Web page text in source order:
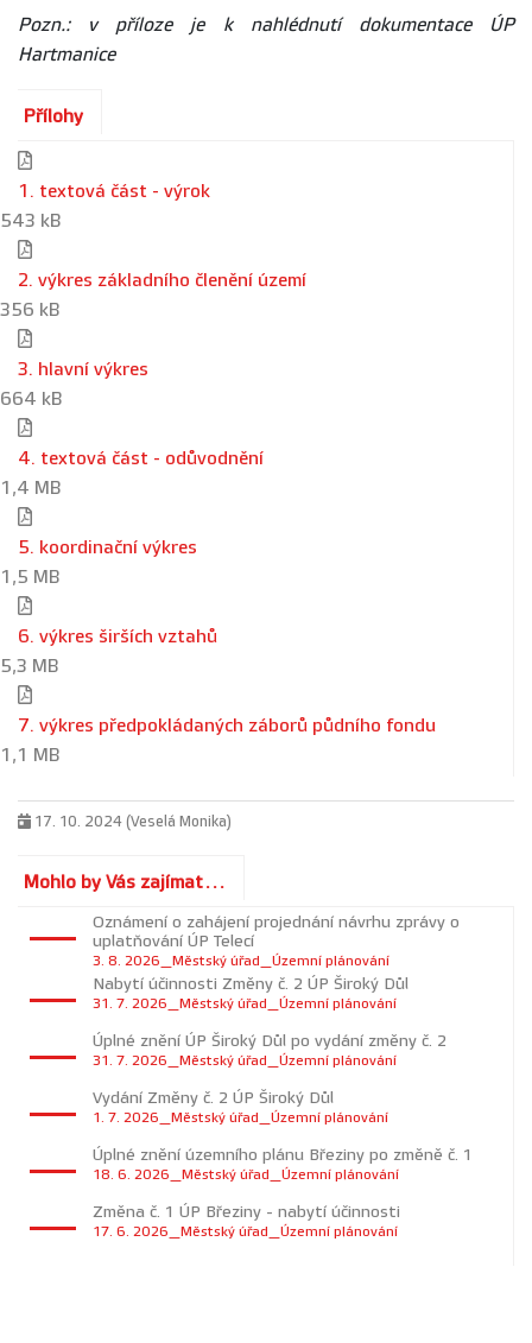
Pozn.: v příloze je k nahlédnutí dokumentace ÚP
Hartmanice
Přílohy
1. textová část - výrok
543 kB
2. výkres základního členění území
356 kB
3. hlavní výkres
664 kB
4. textová část - odůvodnění
1,4 MB
5. koordinační výkres
1,5 MB
6. výkres širších vztahů
5,3 MB
7. výkres předpokládaných záborů půdního fondu
1,1 MB
17. 10. 2024 (Veselá Monika)
Mohlo by Vás zajímat...
Oznámení o zahájení projednání návrhu zprávy o
uplatňování ÚP Telecí
3. 8. 2026_Městský úřad_Územní plánování
Nabytí účinnosti Změny č. 2 ÚP Široký Důl
31. 7. 2026_Městský úřad_Územní plánování
Úplné znění ÚP Široký Důl po vydání změny č. 2
31. 7. 2026_Městský úřad_Územní plánování
Vydání Změny č. 2 ÚP Široký Důl
1. 7. 2026_Městský úřad_Územní plánování
Úplné znění územního plánu Březiny po změně č. 1
18. 6. 2026_Městský úřad_Územní plánování
Změna č. 1 ÚP Březiny - nabytí účinnosti
17. 6. 2026_Městský úřad_Územní plánování